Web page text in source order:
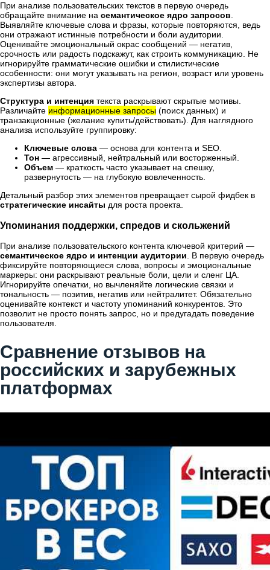
При анализе пользовательских текстов в первую очередь
обращайте внимание на семантическое ядро запросов.
Выявляйте ключевые слова и фразы, которые повторяются, ведь
они отражают истинные потребности и боли аудитории.
Оценивайте эмоциональный окрас сообщений — негатив,
срочность или радость подскажут, как строить коммуникацию. Не
игнорируйте грамматические ошибки и стилистические
особенности: они могут указывать на регион, возраст или уровень
экспертизы автора.
Структура и интенция текста раскрывают скрытые мотивы.
Различайте информационные запросы (поиск данных) и
транзакционные (желание купить/действовать). Для наглядного
анализа используйте группировку:
Ключевые слова — основа для контента и SEO.
Тон — агрессивный, нейтральный или восторженный.
Объем — краткость часто указывает на спешку,
развернутость — на глубокую вовлеченность.
Детальный разбор этих элементов превращает сырой фидбек в
стратегические инсайты для роста проекта.
Упоминания поддержки, спредов и скольжений
При анализе пользовательского контента ключевой критерий —
семантическое ядро и интенции аудитории . В первую очередь
фиксируйте повторяющиеся слова, вопросы и эмоциональные
маркеры: они раскрывают реальные боли, цели и сленг ЦА.
Игнорируйте опечатки, но вычленяйте логические связки и
тональность — позитив, негатив или нейтралитет. Обязательно
оценивайте контекст и частоту упоминаний конкурентов. Это
позволит не просто понять запрос, но и предугадать поведение
пользователя.
Сравнение отзывов на
российских и зарубежных
платформах